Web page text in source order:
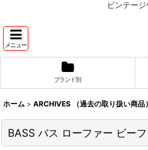
ビンテー
メニュー
ブランド別
ホーム > ARCHIVES （過去の取り扱い商品）
BASS バス ローファー ビー